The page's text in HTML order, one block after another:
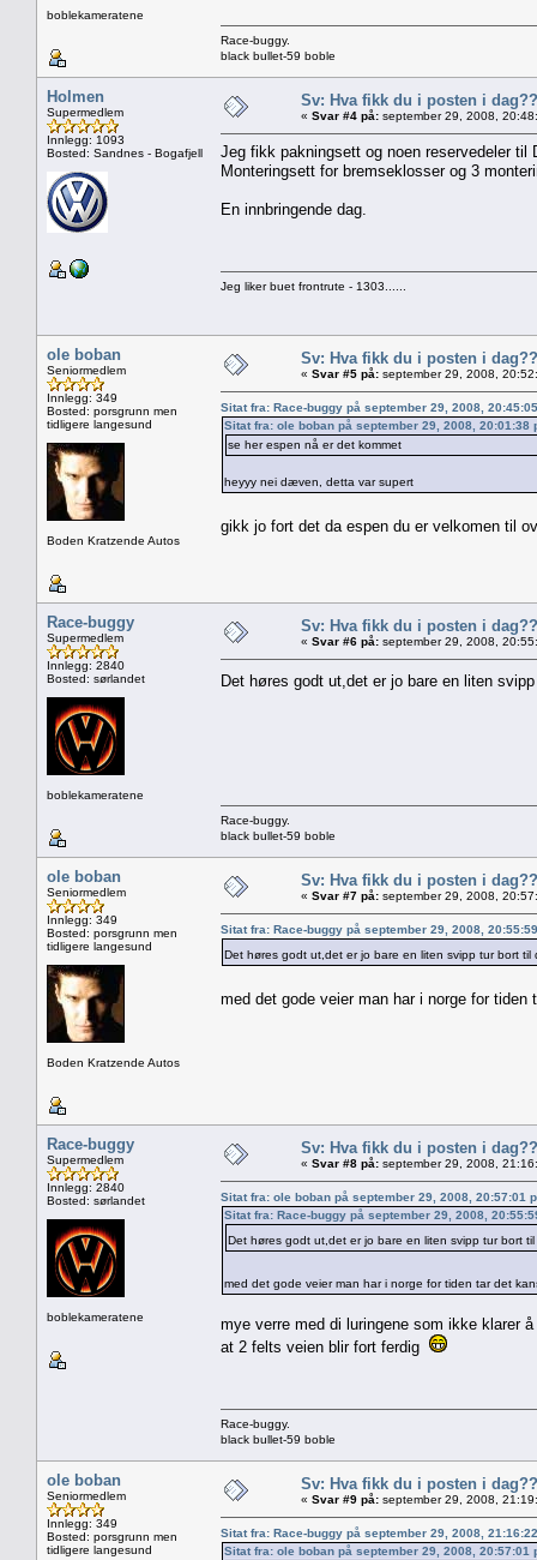
boblekameratene
Race-buggy.
black bullet-59 boble
Holmen
Supermedlem
Innlegg: 1093
Bosted: Sandnes - Bogafjell
Sv: Hva fikk du i posten i dag??
« Svar #4 på: september 29, 2008,
Jeg fikk pakningsett og noen reservedeler til
Monteringsett for bremseklosser og 3
En innbringende dag.
Jeg liker buet frontrute - 1303......
ole boban
Seniormedlem
Innlegg: 349
Bosted: porsgrunn men
tidligere langesund
Boden Kratzende Autos
Sv: Hva fikk du i posten i dag??
« Svar #5 på: september 29, 2008,
Sitat fra: Race-buggy på september 29, 2008,
Sitat fra: ole boban på september 29, 2008, 20:01:38
se her espen nå er det kommet
heyyy nei dæven, detta var supert
gikk jo fort det da espen du er velkomen til
Race-buggy
Supermedlem
Innlegg: 2840
Bosted: sørlandet
boblekameratene
Sv: Hva fikk du i posten i dag??
« Svar #6 på: september 29, 2008,
Det høres godt ut,det er jo bare en liten
Race-buggy.
black bullet-59 boble
ole boban
Seniormedlem
Innlegg: 349
Bosted: porsgrunn men
tidligere langesund
Boden Kratzende Autos
Sv: Hva fikk du i posten i dag??
« Svar #7 på: september 29, 2008,
Sitat fra: Race-buggy på september 29, 2008,
Det høres godt ut,det er jo bare en liten svipp tur bort
med det gode veier man har i norge for
Race-buggy
Supermedlem
Innlegg: 2840
Bosted: sørlandet
boblekameratene
Sv: Hva fikk du i posten i dag??
« Svar #8 på: september 29, 2008,
Sitat fra: ole boban på september 29, 2008, 20:57:01
Sitat fra: Race-buggy på september 29, 2008,
Det høres godt ut,det er jo bare en liten svipp tur bort
med det gode veier man har i norge for tiden tar det
mye verre med di luringene som ikke klarer
at 2 felts veien blir fort ferdig
Race-buggy.
black bullet-59 boble
ole boban
Seniormedlem
Innlegg: 349
Bosted: porsgrunn men
tidligere langesund
Sv: Hva fikk du i posten i dag??
« Svar #9 på: september 29, 2008,
Sitat fra: Race-buggy på september 29, 2008,
Sitat fra: ole boban på september 29, 2008, 20:57:01